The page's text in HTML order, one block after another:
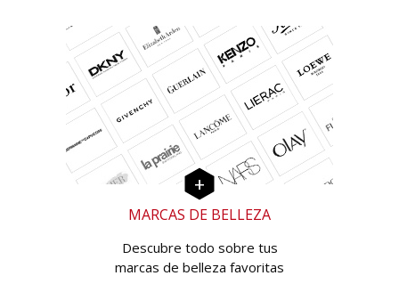
MARCAS DE BELLEZA
Descubre todo sobre tus
marcas de belleza favoritas